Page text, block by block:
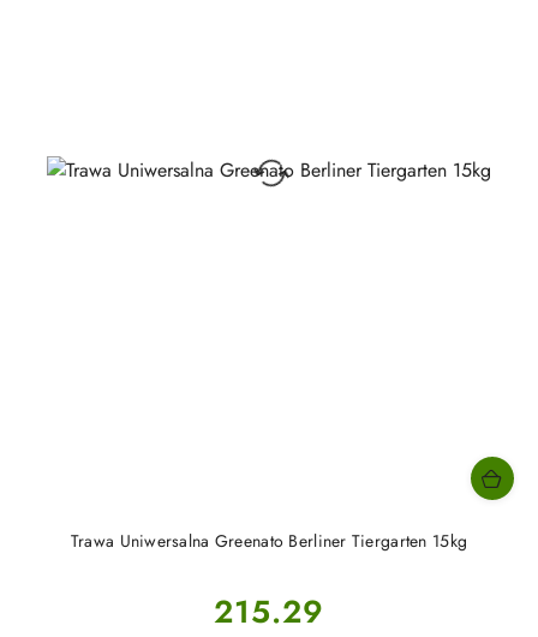
Trawa Uniwersalna Greenato Berliner Tiergarten 15kg
Cena:
215.29